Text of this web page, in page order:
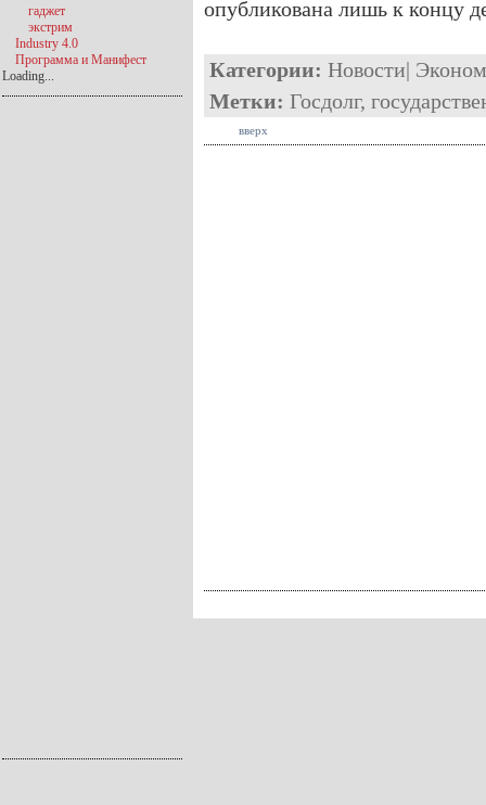
опубликована лишь к концу
Категории: Новости|
Метки: Госдолг,
вверх
гаджет
экстрим
Industry 4.0
Программа и Манифест
Loading...